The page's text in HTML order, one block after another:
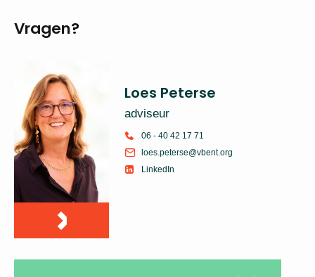
Vragen?
Loes Peterse
adviseur
06 - 40 42 17 71
loes.peterse@vbent.org
LinkedIn